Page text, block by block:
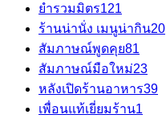
ยำรวมมิตร121
ร้านน่านั่ง เมนูน่ากิน20
สัมภาษณ์พูดคุย81
สัมภาษณ์มือใหม่23
หลังเปิดร้านอาหาร39
เพื่อนแท้เยี่ยมร้าน1